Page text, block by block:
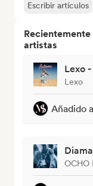
Escribir artículos
artistas
Lexo
Lexo
Añadido
OCHO